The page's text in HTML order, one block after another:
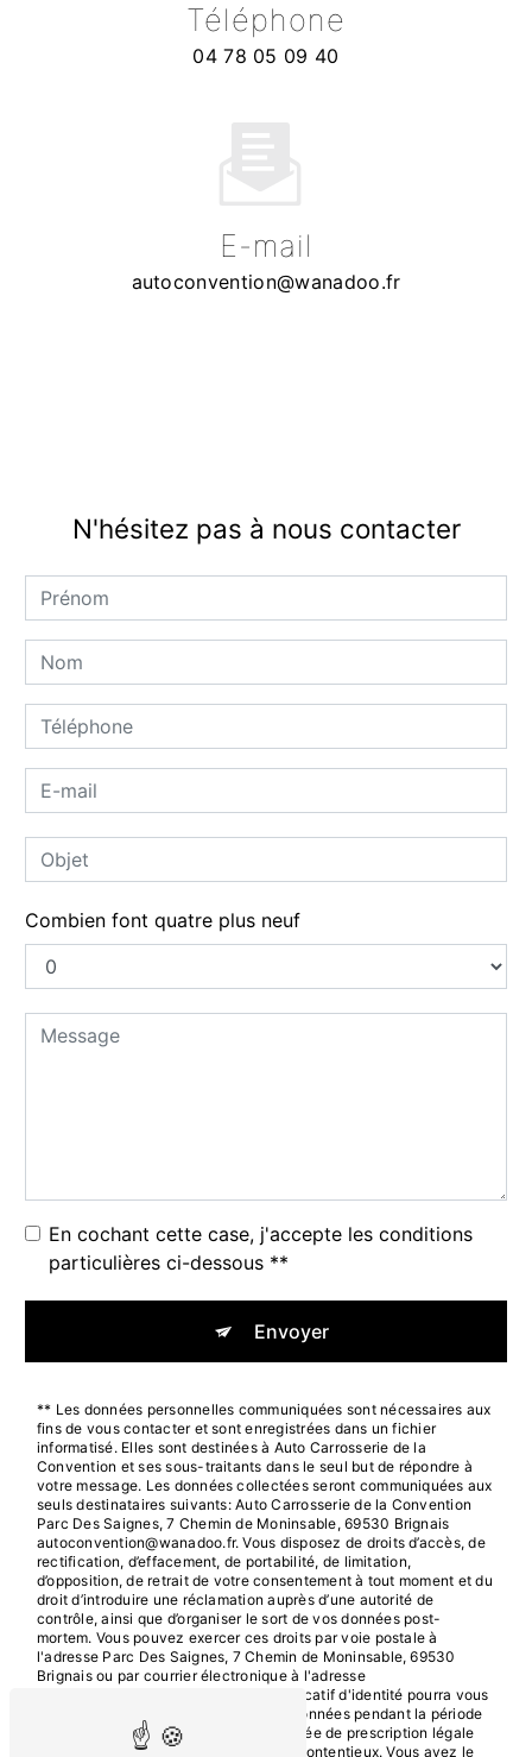
Téléphone
04 78 05 09 40
E-mail
autoconvention@wanadoo.fr
N'hésitez pas à nous contacter
Combien font quatre plus neuf
En cochant cette case, j'accepte les conditions
particulières ci-dessous **
Envoyer
** Les données personnelles communiquées sont nécessaires aux
fins de vous contacter et sont enregistrées dans un fichier
informatisé. Elles sont destinées à Auto Carrosserie de la
Convention et ses sous-traitants dans le seul but de répondre à
votre message. Les données collectées seront communiquées aux
seuls destinataires suivants: Auto Carrosserie de la Convention
Parc Des Saignes, 7 Chemin de Moninsable, 69530 Brignais
autoconvention@wanadoo.fr. Vous disposez de droits d’accès, de
rectification, d’effacement, de portabilité, de limitation,
d’opposition, de retrait de votre consentement à tout moment et du
droit d’introduire une réclamation auprès d’une autorité de
contrôle, ainsi que d’organiser le sort de vos données post-
mortem. Vous pouvez exercer ces droits par voie postale à
l'adresse Parc Des Saignes, 7 Chemin de Moninsable, 69530
Brignais ou par courrier électronique à l'adresse
autoconvention@wanadoo.fr. Un justificatif d'identité pourra vous
être demandé. Nous conservons vos données pendant la période
de prise de contact puis pendant la durée de prescription légale
aux fins probatoires et de gestion des contentieux. Vous avez le